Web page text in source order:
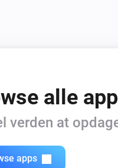
alle
verden at
apps